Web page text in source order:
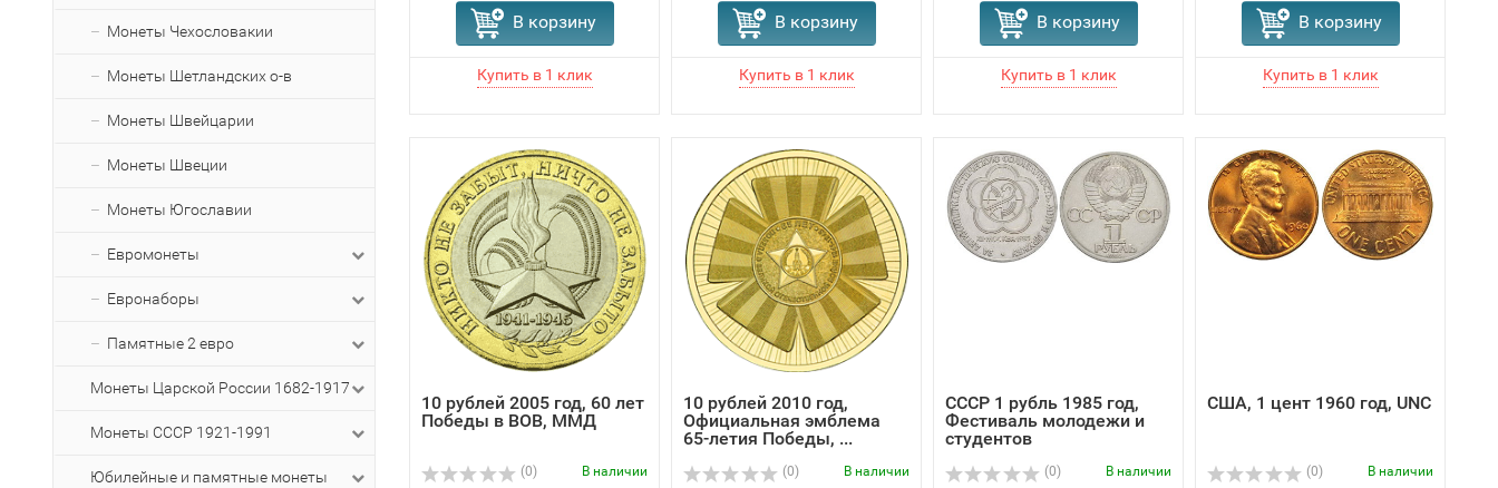
Монеты Чехословакии
Монеты Шетландских о-в
Монеты Швейцарии
Монеты Швеции
Монеты Югославии
Евромонеты
Евронаборы
Памятные 2 евро
Монеты Царской России 1682-1917
Монеты СССР 1921-1991
Юбилейные и памятные монеты
В корзину В корзину В корзину В корзину
10 рублей 2005 год, 60 лет
Победы в ВОВ, ММД
(0) В наличии
10 рублей 2010 год,
Официальная эмблема
65-летия Победы, ...
(0) В наличии
СССР 1 рубль 1985 год,
Фестиваль молодежи и
студентов
(0) В наличии
США, 1 цент 1960 год, UNC
(0) В наличии